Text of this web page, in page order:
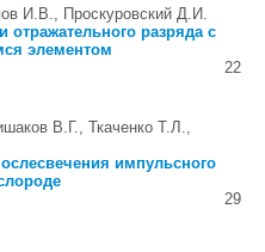
И.В., Проскуровский Д.И.
отражательного разряда с
элементом
22
В.Г., Ткаченко Т.Л.,
импульсного
29